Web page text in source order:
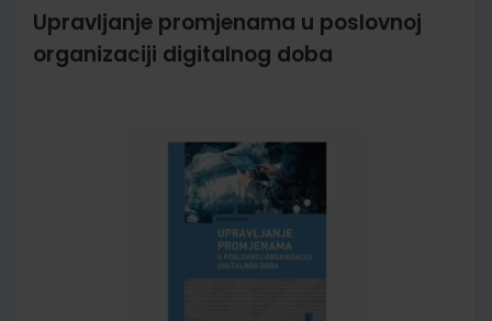
Upravljanje promjenama u poslovnoj
organizaciji digitalnog doba